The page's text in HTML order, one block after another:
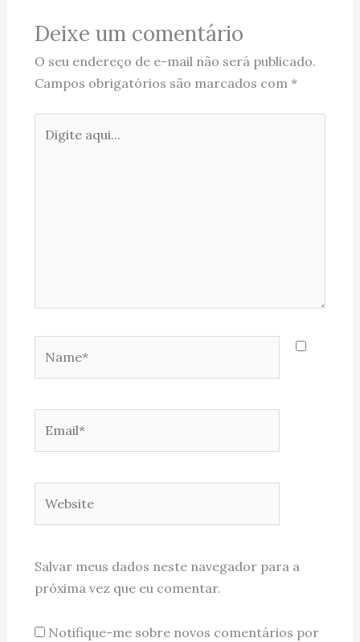
Deixe um comentário
O seu endereço de e-mail não será publicado.
Campos obrigatórios são marcados com *
aqui...
Salvar meus dados neste navegador para a
próxima vez que eu comentar.
Notifique-me sobre novos comentários por